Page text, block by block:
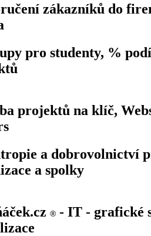
zákazníků do
pro studenty, %
projektů na klíč,
a dobrovolnictví
a spolky
® - IT - grafické